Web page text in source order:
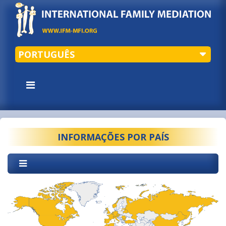
PORTUGUÊS
INFORMAÇÕES POR PAÍS